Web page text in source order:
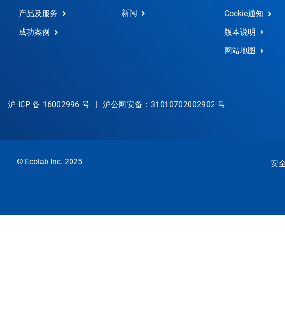
产品及服务
成功案例
新闻
Cookie通知
版本说明
网站地图
沪 ICP 备 16002996 号 || 沪公网安备：31010702002902 号
© Ecolab Inc. 2025 安